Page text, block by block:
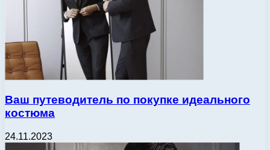
Ваш путеводитель по покупке идеального
костюма
24.11.2023